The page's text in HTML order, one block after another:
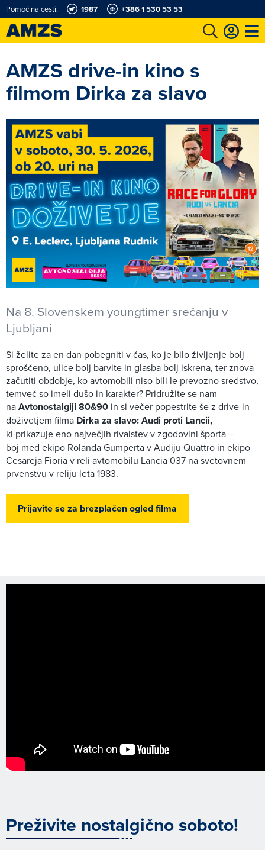
Pomoč na cesti: 1987 +386 1 530 53 53
AMZS drive-in kino s
filmom Dirka za slavo
Na 8. Slovenskem youngtimer srečanju v
Ljubljani
Si želite za en dan pobegniti v čas, ko je bilo življenje bolj
sproščeno, ulice bolj barvite in glasba bolj iskrena, ter znova
začutiti obdobje, ko avtomobili niso bili le prevozno sredstvo,
temveč so imeli dušo in karakter? Pridružite se nam
naAvtonostalgiji 80&90 in si večer popestrite še z drive-in
doživetjem filma Dirka za slavo: Audi proti Lancii,
ki prikazuje eno največjih rivalstev v zgodovini športa –
boj med ekipo Rolanda Gumperta v Audiju Quattro in ekipo
Cesareja Fioria v reli avtomobilu Lancia 037 na svetovnem
prvenstvu v reliju leta 1983.
Prijavite se za brezplačen ogled filma
Preživite nostalgično soboto!